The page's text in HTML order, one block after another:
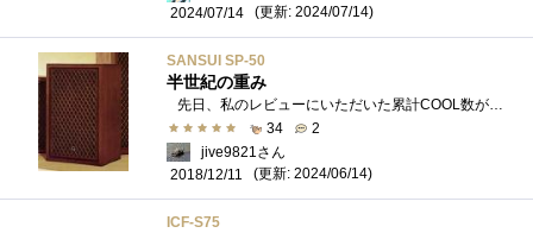
2024/07/14
(更新: 2024/07/14)
SANSUI SP-50
半世紀の重み
先日、私のレビューにいただいた累計COOL数が20,000に到達しました。これも日頃からお付き合いいただいている皆様のおかげと感謝するのみで�...
34
2
jive9821さん
2018/12/11
(更新: 2024/06/14)
ICF-S75